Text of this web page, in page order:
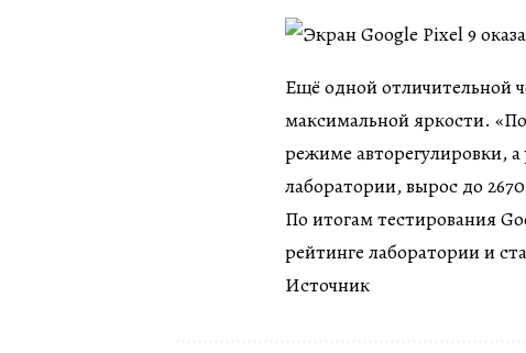
Ещё одной отличительной
максимальной яркости.
режиме авторегулировки, а
лаборатории, вырос до
По итогам тестирования
рейтинге лаборатории и
Источник